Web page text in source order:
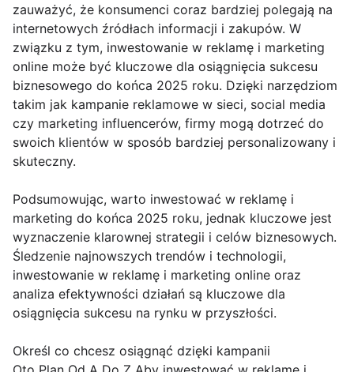
zauważyć, że konsumenci coraz bardziej polegają na
internetowych źródłach informacji i zakupów. W
związku z tym, inwestowanie w reklamę i marketing
online może być kluczowe dla osiągnięcia sukcesu
biznesowego do końca 2025 roku. Dzięki narzędziom
takim jak kampanie reklamowe w sieci, social media
czy marketing influencerów, firmy mogą dotrzeć do
swoich klientów w sposób bardziej personalizowany i
skuteczny.
Podsumowując, warto inwestować w reklamę i
marketing do końca 2025 roku, jednak kluczowe jest
wyznaczenie klarownej strategii i celów biznesowych.
Śledzenie najnowszych trendów i technologii,
inwestowanie w reklamę i marketing online oraz
analiza efektywności działań są kluczowe dla
osiągnięcia sukcesu na rynku w przyszłości.
Określ co chcesz osiągnąć dzięki kampanii